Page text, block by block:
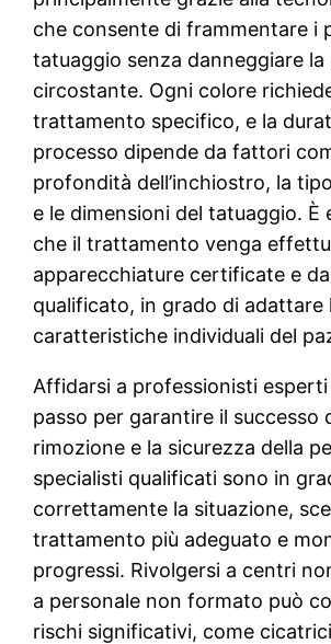
che consente di frammentare i
tatuaggio senza danneggiare la
circostante. Ogni colore
trattamento specifico, e la
processo dipende da fattori
profondità dell’inchiostro, la
e le dimensioni del tatuaggio. È
che il trattamento venga
apparecchiature certificate e
qualificato, in grado di adattare
caratteristiche individuali del
Affidarsi a professionisti
passo per garantire il successo
rimozione e la sicurezza della
specialisti qualificati sono in
correttamente la situazione,
trattamento più adeguato e
progressi. Rivolgersi a centri
a personale non formato può
rischi significativi, come